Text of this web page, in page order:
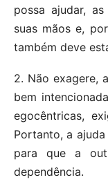
possa ajudar,
suas mãos e,
também deve
2. Não exagere,
bem
egocêntricas,
Portanto, a
para que a
dependência.